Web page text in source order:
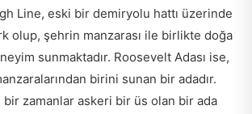
Line, eski bir demiryolu hattı üzerinde
olup, şehrin manzarası ile birlikte doğa
sunmaktadır. Roosevelt Adası ise,
birini sunan bir adadır.
zamanlar askeri bir üs olan bir ada